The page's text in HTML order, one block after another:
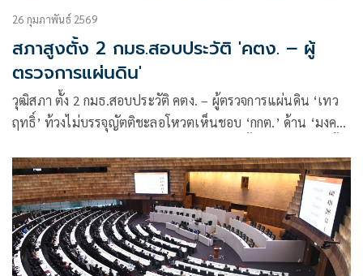
26 กุมภาพันธ์ 2569
สภาสูงตั้ง 2 กมธ.สอบประวัติ 'คตง. – ผู้
ตรวจการแผ่นดิน'
วุฒิสภา ตั้ง 2 กมธ.สอบประวัติ คตง. – ผู้ตรวจการแผ่นดิน ‘เทว
ฤทธิ์’ ท้วงไม่บรรจุญัตติชะลอโหวตเห็นชอบ ‘กกต.’ ด้าน ‘มงคล’